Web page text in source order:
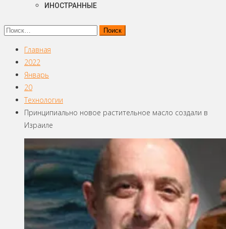
ИНОСТРАННЫЕ
Найти:
Главная
2022
Январь
20
Технологии
Принципиально новое растительное масло создали в
Израиле